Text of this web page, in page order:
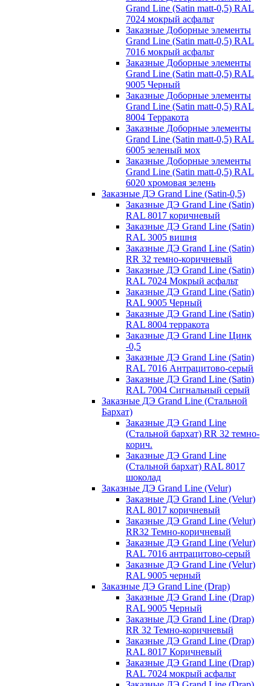
Grand Line (Satin matt-0,5) RAL
7024 мокрый асфальт
Заказные Доборные элементы
Grand Line (Satin matt-0,5) RAL
7016 мокрый асфальт
Заказные Доборные элементы
Grand Line (Satin matt-0,5) RAL
9005 Черный
Заказные Доборные элементы
Grand Line (Satin matt-0,5) RAL
8004 Терракота
Заказные Доборные элементы
Grand Line (Satin matt-0,5) RAL
6005 зеленый мох
Заказные Доборные элементы
Grand Line (Satin matt-0,5) RAL
6020 хромовая зелень
Заказные ДЭ Grand Line (Satin-0,5)
Заказные ДЭ Grand Line (Satin)
RAL 8017 коричневый
Заказные ДЭ Grand Line (Satin)
RAL 3005 вишня
Заказные ДЭ Grand Line (Satin)
RR 32 темно-коричневый
Заказные ДЭ Grand Line (Satin)
RAL 7024 Мокрый асфальт
Заказные ДЭ Grand Line (Satin)
RAL 9005 Черный
Заказные ДЭ Grand Line (Satin)
RAL 8004 терракота
Заказные ДЭ Grand Line Цинк
-0,5
Заказные ДЭ Grand Line (Satin)
RAL 7016 Антрацитово-серый
Заказные ДЭ Grand Line (Satin)
RAL 7004 Сигнальный серый
Заказные ДЭ Grand Line (Стальной
Бархат)
Заказные ДЭ Grand Line
(Стальной бархат) RR 32 темно-
корич.
Заказные ДЭ Grand Line
(Стальной бархат) RAL 8017
шоколад
Заказные ДЭ Grand Line (Velur)
Заказные ДЭ Grand Line (Velur)
RAL 8017 коричневый
Заказные ДЭ Grand Line (Velur)
RR32 Темно-коричневый
Заказные ДЭ Grand Line (Velur)
RAL 7016 антрацитово-серый
Заказные ДЭ Grand Line (Velur)
RAL 9005 черный
Заказные ДЭ Grand Line (Drap)
Заказные ДЭ Grand Line (Drap)
RAL 9005 Черный
Заказные ДЭ Grand Line (Drap)
RR 32 Темно-коричневый
Заказные ДЭ Grand Line (Drap)
RAL 8017 Коричневый
Заказные ДЭ Grand Line (Drap)
RAL 7024 мокрый асфальт